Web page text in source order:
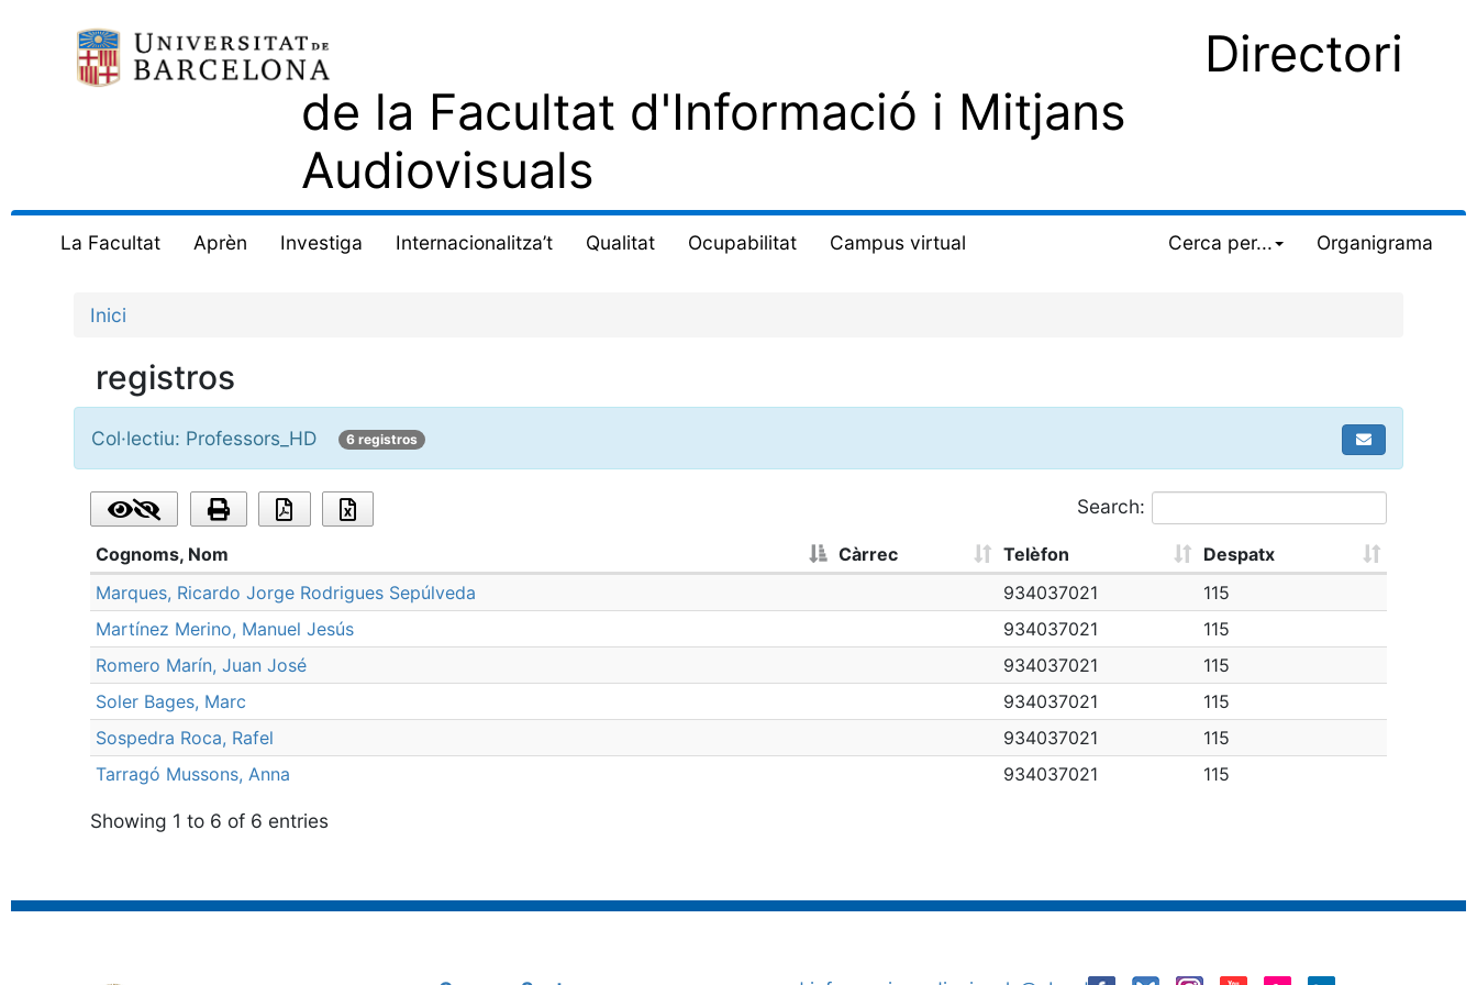
Directori
de la Facultat d'Informació i Mitjans
Audiovisuals
La Facultat Aprèn Investiga Internacionalitza’t Qualitat Ocupabilitat Campus virtual Cerca per... Organigrama
Inici
registros
Col·lectiu: Professors_HD 6 registros
Search:
Cognoms, Nom Càrrec Telèfon
Despatx
Marques, Ricardo Jorge Rodrigues Sepúlveda
934037021
115
Martínez Merino, Manuel Jesús
934037021
115
Romero Marín, Juan José
934037021
115
Soler Bages, Marc
934037021
115
Sospedra Roca, Rafel
934037021
115
Tarragó Mussons, Anna
934037021 115
Showing 1 to 6 of 6 entries